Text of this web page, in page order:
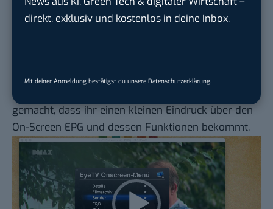
direkt, exklusiv und kostenlos in deine Inbox.
Mit deiner Anmeldung bestätigst du unsere Datenschutzerklärung
euer Netzwerk ist. Gigabit-Ethernet oder WLAN im
802.11n-Standard sollte es schon sein, um HD-
Artefakte finden sich im Stream wieder.
Ich habe euch noch ein kurzes Screen-Capture
gemacht, dass ihr einen kleinen Eindruck über den
On-Screen EPG und dessen Funktionen bekommt.
Video-